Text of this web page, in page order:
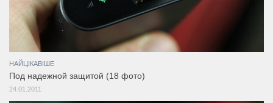
НАЙЦІКАВІШЕ
Под надежной защитой (18 фото)
24.01.2011